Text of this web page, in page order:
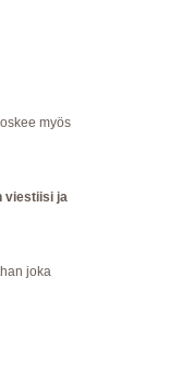
myös
viestiisi ja
joka